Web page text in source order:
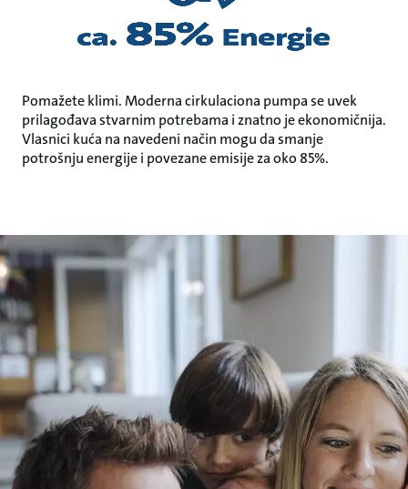
Pomažete klimi. Moderna cirkulaciona pumpa se uvek
prilagođava stvarnim potrebama i znatno je ekonomičnija.
Vlasnici kuća na navedeni način mogu da smanje
potrošnju energije i povezane emisije za oko 85%.